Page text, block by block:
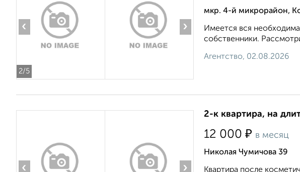
2/5
‹ ›
мкр. 4-й микрорайон,
Имеется вся
собственники.
Агентство, 02.08.2026
‹ ›
2-к квартира, на
12 000 ₽ в месяц
Николая Чумичова 39
Квартира после